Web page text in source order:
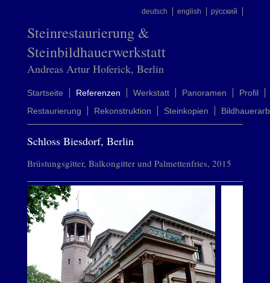
deutsch english ру́сский
Steinrestaurierung &
Steinbildhauerwerkstatt
Andreas Artur Hoferick, Berlin
Startseite Referenzen Werkstatt Panoramen
Profil
Restaurierung
Rekonstruktion Steinkopien
Schloss Biesdorf, Berlin
Brüstungsgitter, Balkongitter und Palmettenfries, 2015